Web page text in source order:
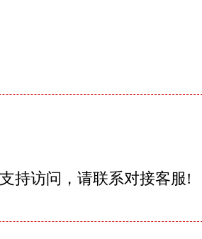
持访问，请联系对接客服!